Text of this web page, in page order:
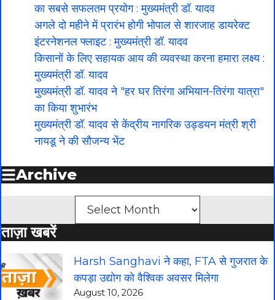
का सबसे सफलतम प्रयोग : मुख्यमंत्री डॉ. यादव
अगले दो महीने में प्रारंभ होगी भोपाल से शारजाह डायरेक्ट
इंटरनेशनल फ्लाइट : मुख्यमंत्री डॉ. यादव
किसानों के लिए सहायक आय की व्यवस्था करना हमारा लक्ष्य :
मुख्यमंत्री डॉ. यादव
मुख्यमंत्री डॉ. यादव ने "हर घर तिरंगा अभियान-तिरंगा यात्रा"
का किया शुभारंभ
मुख्यमंत्री डॉ. यादव से केंद्रीय नागरिक उड्डयन मंत्री श्री
नायडू ने की सौजन्य भेंट
Archive
ताज़ा खबरें
Harsh Sanghavi ने कहा, FTA से गुजरात के
कपड़ा उद्योग को वैश्विक अवसर मिलेगा
August 10, 2026